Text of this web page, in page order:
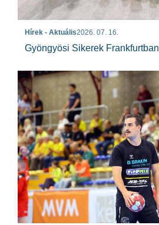
Hírek - Aktuális2026. 07. 16.
Gyöngyösi Sikerek Frankfurtban